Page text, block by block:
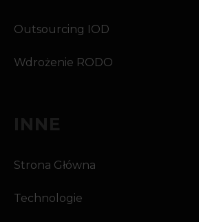
Outsourcing IOD
Wdrożenie RODO
INNE
Strona Główna
Technologie